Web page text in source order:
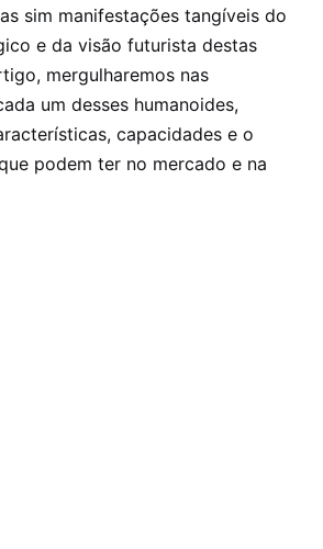
sim manifestações tangíveis do
e da visão futurista destas
mergulharemos nas
um desses humanoides,
capacidades e o
podem ter no mercado e na